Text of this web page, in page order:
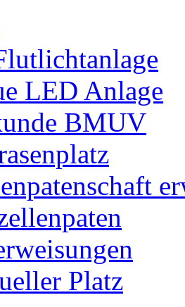
LED Anlage
BMUV
Platz